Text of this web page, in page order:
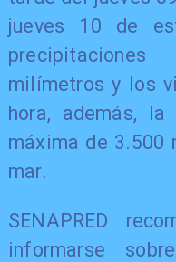
jueves 10 de
milímetros y los
hora, además,
máxima de 3.500
mar.
SENAPRED
informarse